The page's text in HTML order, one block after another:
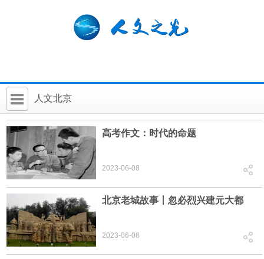
人文北京
首 页
社科要闻
人文北京
社科卡片
社科讲堂
科普活动
高考作文：时代的命题
2023-06-08
北京老城故事丨忽必烈兴建元大都
2023-06-08